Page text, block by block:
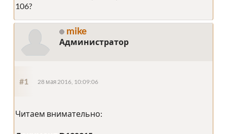
106?
mike
Администратор
#1 28 мая 2016, 10:09:06
Читаем внимательно: